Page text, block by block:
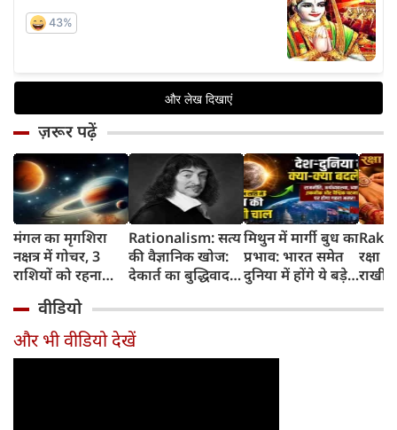
ज़रूर पढ़ें
मंगल का मृगशिरा
नक्षत्र में गोचर, 3
राशियों को रहना
सावधान
Rationalism: सत्य
की वैज्ञानिक खोज:
देकार्त का बुद्धिवाद
का जन्म
मिथुन में मार्गी बुध का
प्रभाव: भारत समेत
दुनिया में होंगे ये बड़े
रक्षा
राखी
वीडियो
और भी वीडियो देखें